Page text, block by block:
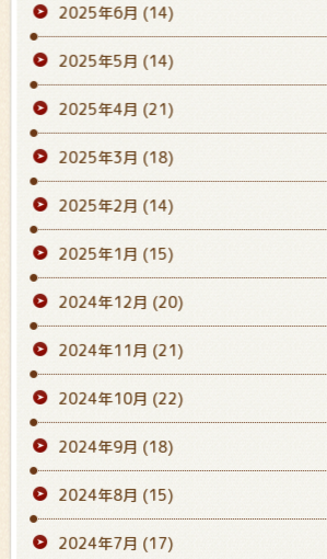
2025年6月 (14)
2025年5月 (14)
2025年4月 (21)
2025年3月 (18)
2025年2月 (14)
2025年1月 (15)
2024年12月 (20)
2024年11月 (21)
2024年10月 (22)
2024年9月 (18)
2024年8月 (15)
2024年7月 (17)